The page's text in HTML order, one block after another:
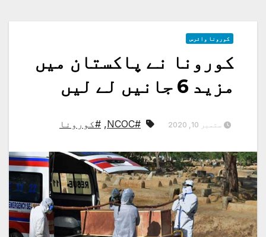
کورونا وائرس
کورونا نے پاکستان میں
مزید 6 جانیں لے لیں
ستمبر 10, 2020 #NCOC
, #کورونا